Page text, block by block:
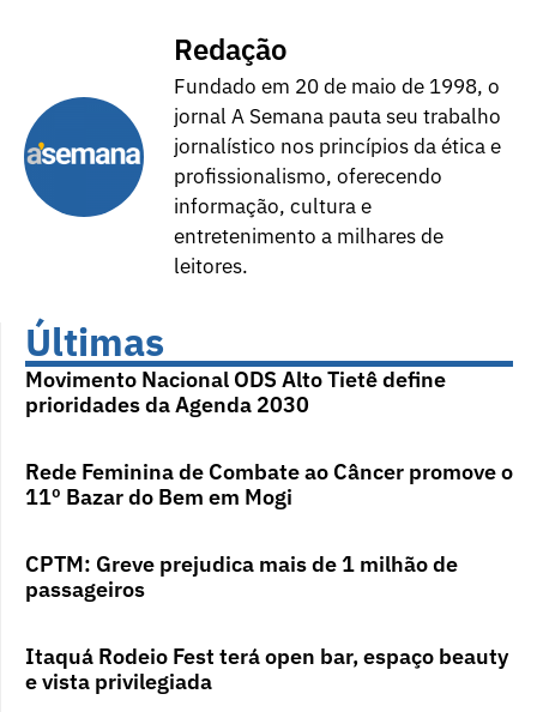
Redação
Fundado em 20 de maio de 1998, o
jornal A Semana pauta seu trabalho
jornalístico nos princípios da ética e
profissionalismo, oferecendo
informação, cultura e
entretenimento a milhares de
leitores.
Últimas
Movimento Nacional ODS Alto Tietê define
prioridades da Agenda 2030
Rede Feminina de Combate ao Câncer promove o
11º Bazar do Bem em Mogi
CPTM: Greve prejudica mais de 1 milhão de
passageiros
Itaquá Rodeio Fest terá open bar, espaço beauty
e vista privilegiada